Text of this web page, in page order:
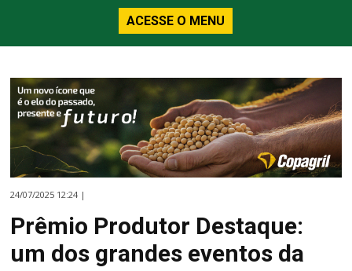
ACESSE O MENU
24/07/2025 12:24 |
Prêmio Produtor Destaque:
um dos grandes eventos da